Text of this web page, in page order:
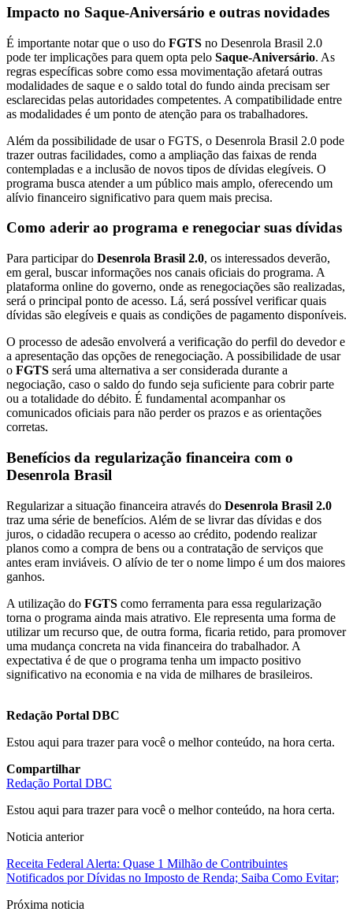
Impacto no Saque-Aniversário e outras novidades
É importante notar que o uso do FGTS no Desenrola Brasil 2.0
pode ter implicações para quem opta pelo Saque-Aniversário. As
regras específicas sobre como essa movimentação afetará outras
modalidades de saque e o saldo total do fundo ainda precisam ser
esclarecidas pelas autoridades competentes. A compatibilidade entre
as modalidades é um ponto de atenção para os trabalhadores.
Além da possibilidade de usar o FGTS, o Desenrola Brasil 2.0 pode
trazer outras facilidades, como a ampliação das faixas de renda
contempladas e a inclusão de novos tipos de dívidas elegíveis. O
programa busca atender a um público mais amplo, oferecendo um
alívio financeiro significativo para quem mais precisa.
Como aderir ao programa e renegociar suas dívidas
Para participar do Desenrola Brasil 2.0, os interessados deverão,
em geral, buscar informações nos canais oficiais do programa. A
plataforma online do governo, onde as renegociações são realizadas,
será o principal ponto de acesso. Lá, será possível verificar quais
dívidas são elegíveis e quais as condições de pagamento disponíveis.
O processo de adesão envolverá a verificação do perfil do devedor e
a apresentação das opções de renegociação. A possibilidade de usar
o FGTS será uma alternativa a ser considerada durante a
negociação, caso o saldo do fundo seja suficiente para cobrir parte
ou a totalidade do débito. É fundamental acompanhar os
comunicados oficiais para não perder os prazos e as orientações
corretas.
Benefícios da regularização financeira com o
Desenrola Brasil
Regularizar a situação financeira através do Desenrola Brasil 2.0
traz uma série de benefícios. Além de se livrar das dívidas e dos
juros, o cidadão recupera o acesso ao crédito, podendo realizar
planos como a compra de bens ou a contratação de serviços que
antes eram inviáveis. O alívio de ter o nome limpo é um dos maiores
ganhos.
A utilização do FGTS como ferramenta para essa regularização
torna o programa ainda mais atrativo. Ele representa uma forma de
utilizar um recurso que, de outra forma, ficaria retido, para promover
uma mudança concreta na vida financeira do trabalhador. A
expectativa é de que o programa tenha um impacto positivo
significativo na economia e na vida de milhares de brasileiros.
Redação Portal DBC
Estou aqui para trazer para você o melhor conteúdo, na hora certa.
Compartilhar
Redação Portal DBC
Estou aqui para trazer para você o melhor conteúdo, na hora certa.
Noticia anterior
Receita Federal Alerta: Quase 1 Milhão de Contribuintes
Notificados por Dívidas no Imposto de Renda; Saiba Como Evitar;
Próxima noticia